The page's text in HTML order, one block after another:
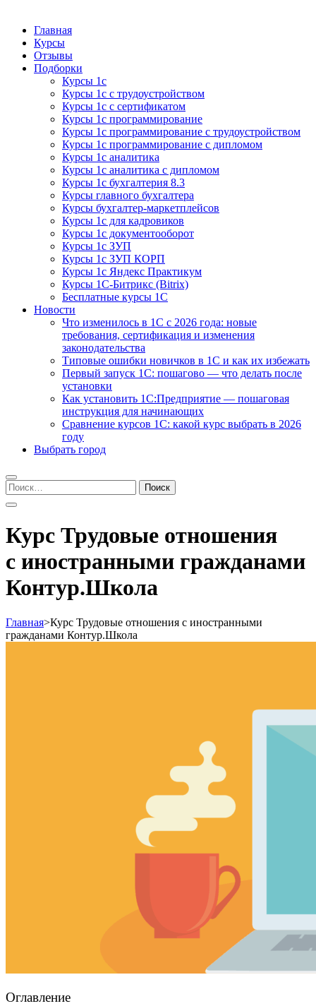
Курсы 1С
Курсы 1С официальная сертификация
Главная
Курсы
Отзывы
Подборки
Курсы 1с
Курсы 1с с трудоустройством
Курсы 1с с сертификатом
Курсы 1с программирование
Курсы 1с программирование с трудоустройством
Курсы 1с программирование с дипломом
Курсы 1с аналитика
Курсы 1с аналитика с дипломом
Курсы 1с бухгалтерия 8.3
Курсы главного бухгалтера
Курсы бухгалтер-маркетплейсов
Курсы 1с для кадровиков
Курсы 1с документооборот
Курсы 1с ЗУП
Курсы 1с ЗУП КОРП
Курсы 1с Яндекс Практикум
Курсы 1С-Битрикс (Bitrix)
Бесплатные курсы 1С
Новости
Что изменилось в 1С с 2026 года: новые
требования, сертификация и изменения
законодательства
Типовые ошибки новичков в 1С и как их избежать
Первый запуск 1С: пошагово — что делать после
установки
Как установить 1С:Предприятие — пошаговая
инструкция для начинающих
Сравнение курсов 1С: какой курс выбрать в 2026
году
Выбрать город
Найти:
Курс Трудовые отношения
с иностранными гражданами
Контур.Школа
Главная>Курс Трудовые отношения с иностранными
гражданами Контур.Школа
Оглавление